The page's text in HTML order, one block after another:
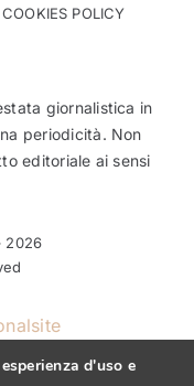
COOKIES POLICY
giornalistica in
periodicità. Non
editoriale ai sensi
2026
d'uso e